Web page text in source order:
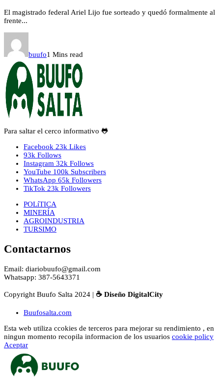
El magistrado federal Ariel Lijo fue sorteado y quedó formalmente al
frente...
buufo1 Mins read
Para saltar el cerco informativo 🐸
Facebook 23k Likes
93k Follows
Instagram 32k Follows
YouTube 100k Subscribers
WhatsApp 65k Followers
TikTok 23k Followers
POLíTICA
MINERÍA
AGROINDUSTRIA
TURSIMO
Contactarnos
Email: diariobuufo@gmail.com
Whatsapp: 387-5643371
Copyright Buufo Salta 2024 | ☕ Diseño DigitalCity
Buufosalta.com
Esta web utiliza ccokies de terceros para mejorar su rendimiento , en
ningun momento recopila informacion de los usuarios cookie policy
Aceptar